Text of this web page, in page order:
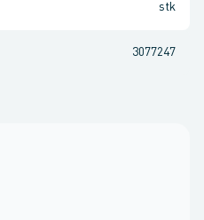
stk
3077247